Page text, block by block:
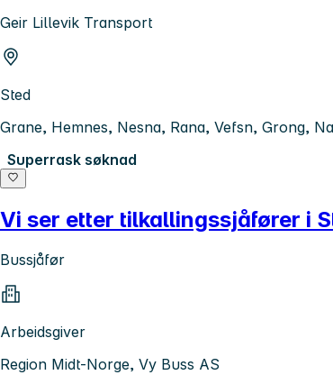
Geir Lillevik Transport
Sted
Grane, Hemnes, Nesna, Rana, Vefsn, Grong,
Superrask søknad
Vi ser etter tilkallingssjåfører i
Bussjåfør
Arbeidsgiver
Region Midt-Norge, Vy Buss AS